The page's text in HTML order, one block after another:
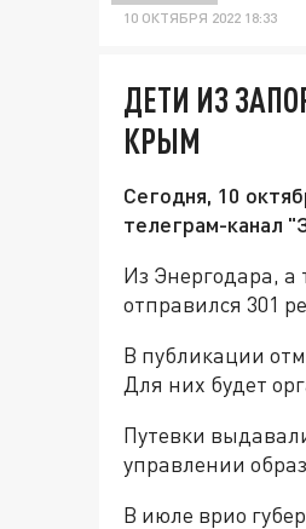
10 ОКТЯБРЯ 2022 18:33
ДЕТИ ИЗ
КРЫМ
Сегодня, 10
телеграм-канал
Из Энергодара, а
отправился 301
В публикации
Для них будет
Путевки
управлении
В июле врио